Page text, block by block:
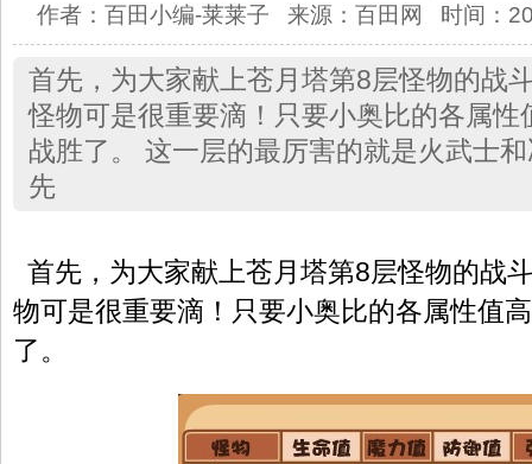
作者：百田小编-莱莱子 来源： 百田网 时间：
首先，为大家献上苍月塔第8层怪物的战
怪物可是很重要滴！只要小奥比的各属性
战胜了。 这一层的最厉害的就是火武士
先
首先，为大家献上苍月塔第8层怪物的战
物可是很重要滴！只要小奥比的各属性值
了。